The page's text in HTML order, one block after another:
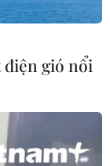
thành lập Sở
điện gió nổi